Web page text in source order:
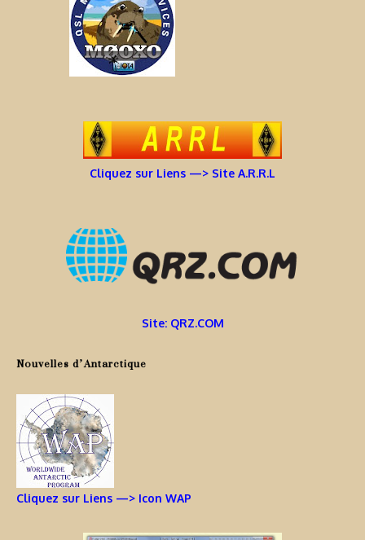
Cliquez sur Liens —> Site A.R.R.L
Site: QRZ.COM
Nouvelles d’Antarctique
Cliquez sur Liens —> Icon WAP